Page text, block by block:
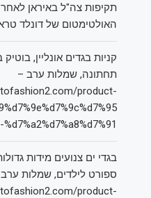
תקיפות צה"ל באיראן
האולטימטום של דונלד
קניות בגדים אונליין,
תחתונה, שמלות ערב –
product-
בגדי ים צנועים מידות
ספורט לילדים, שמלות
product-